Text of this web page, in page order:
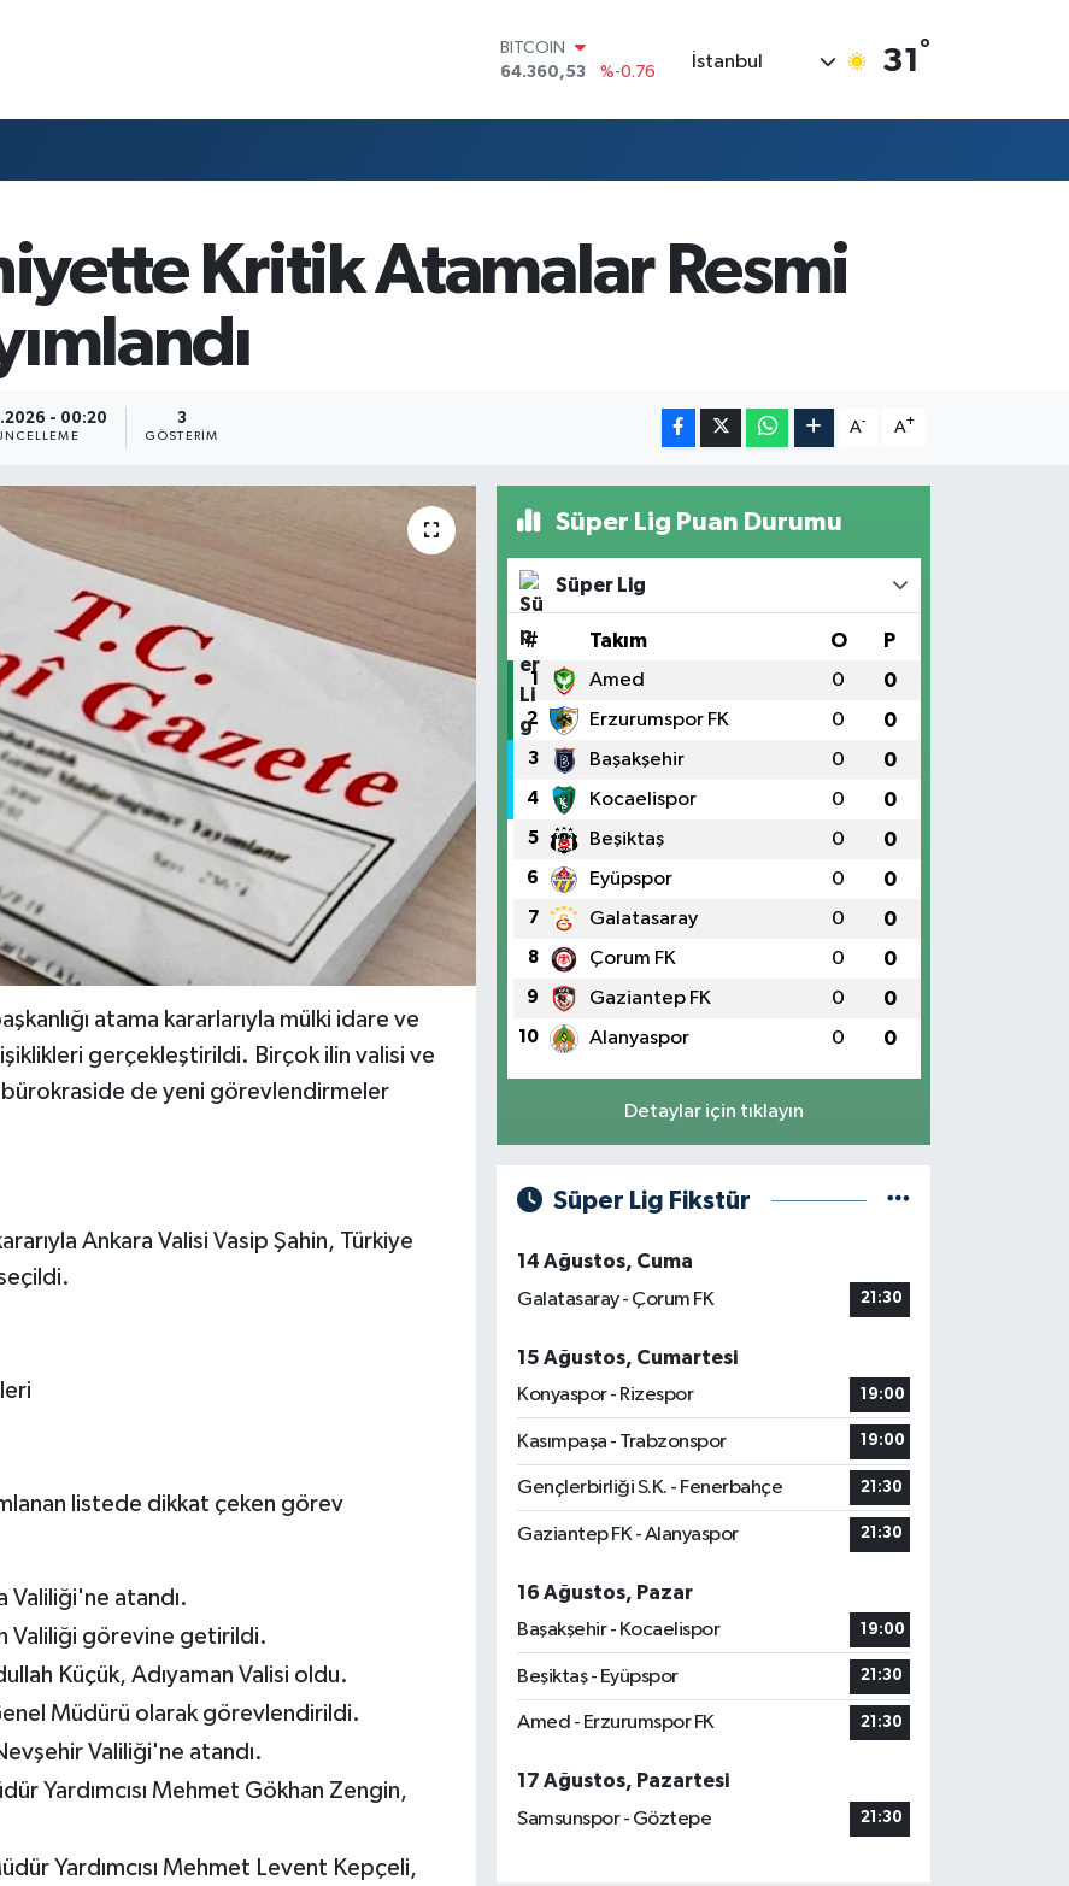
64.360,53
DOLAR
EURO
%2.12
BİST100
13.887
%64
İstanbul 31 °
Kritik Atamalar Resmi
- 00:20 3
GÖSTERIM
A- A+
atama kararlarıyla mülki idare ve
gerçekleştirildi. Birçok ilin valisi ve
de yeni görevlendirmeler
Ankara Valisi Vasip Şahin, Türkiye
listede dikkat çeken görev
Valiliği'ne atandı.
Valiliği görevine getirildi.
Küçük, Adıyaman Valisi oldu.
Müdürü olarak görevlendirildi.
Valiliği'ne atandı.
Yardımcısı Mehmet Gökhan Zengin,
Yardımcısı Mehmet Levent Kepçeli,
Süper Lig Puan Durumu
Süper Lig
# Takım O P
1 Amed 0 0
2 Erzurumspor FK 0 0
3 Başakşehir 0 0
4 Kocaelispor 0 0
5 Beşiktaş 0 0
6 Eyüpspor 0 0
7 Galatasaray 0 0
8 Çorum FK 0 0
9 Gaziantep FK 0 0
10 Alanyaspor 0 0
Detaylar için tıklayın
Süper Lig Fikstür
14 Ağustos, Cuma
Galatasaray - Çorum FK
21:30
15 Ağustos, Cumartesi
Konyaspor - Rizespor
19:00
Kasımpaşa - Trabzonspor 19:00
Gençlerbirliği S.K. - Fenerbahçe 21:30
Gaziantep FK - Alanyaspor 21:30
16 Ağustos, Pazar
Başakşehir - Kocaelispor
19:00
Beşiktaş - Eyüpspor 21:30
Amed - Erzurumspor FK 21:30
17 Ağustos, Pazartesi
Samsunspor - Göztepe
21:30